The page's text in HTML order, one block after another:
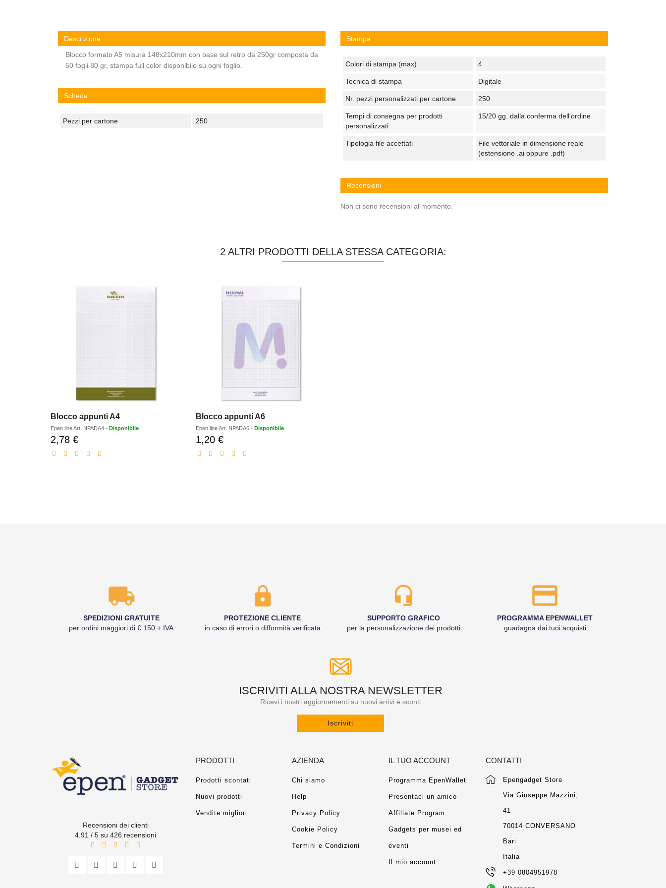
Descrizione
Blocco formato A5 misura 148x210mm con base sul retro da 250gr composta da
50 fogli 80 gr, stampa full color disponibile su ogni foglio.
Scheda
Pezzi per cartone 250
Stampa
Colori di stampa (max) 4
Tecnica di stampa Digitale
Nr. pezzi personalizzati per cartone 250
Tempi di consegna per prodotti
personalizzati
15/20 gg. dalla conferma dell'ordine
Tipologia file accettati
File vettoriale in dimensione reale
(estensione .ai oppure .pdf)
Recensioni
Non ci sono recensioni al momento.
2 ALTRI PRODOTTI DELLA STESSA CATEGORIA:
Blocco appunti A4
Epen lineArt. NPADA4 - Disponibile
2,78 €Prezzo
Blocco appunti A6
Epen lineArt. NPADA6- Disponibile
1,20 €Prezzo
SPEDIZIONI GRATUITE
per ordini maggiori di € 150 + IVA
PROTEZIONE CLIENTE
in caso di errori o difformità verificata
SUPPORTO GRAFICO
per la personalizzazione dei prodotti
PROGRAMMA EPENWALLET
guadagna dai tuoi acquisti
ISCRIVITI ALLA NOSTRA NEWSLETTER
Ricevi i nostri aggiornamenti su nuovi arrivi e sconti
Iscriviti
Recensioni dei clienti
4.91 / 5 su 426 recensioni
PRODOTTI
Prodotti scontati
Nuovi prodotti
Vendite migliori
AZIENDA
Chi siamo
Help
Privacy Policy
Cookie Policy
Termini e Condizioni
IL TUO ACCOUNT
Programma EpenWallet
Presentaci un amico
Affiliate Program
Gadgets per musei ed
eventi
Il mio account
CONTATTI
Epengadget Store
Via Giuseppe Mazzini,
41
70014 CONVERSANO
Bari
Italia
+39 0804951978